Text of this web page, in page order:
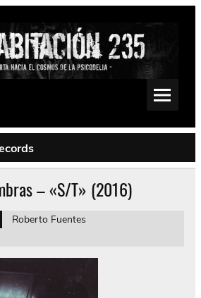
Doom, Sludge, Fuzz, Space, Drone
– «S/T» (2016)
Roberto Fuentes